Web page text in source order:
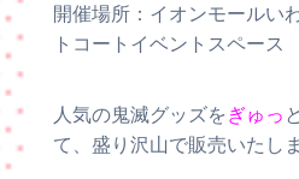
開催場所：イオンモールい
トコートイベントスペース
人気の鬼滅グッズを ぎゅっ
て、盛り沢山で販売いたしま